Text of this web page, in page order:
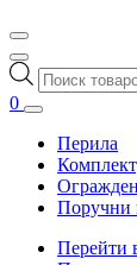
Поиск
товаров
0
Перила
Поручни
Перейти